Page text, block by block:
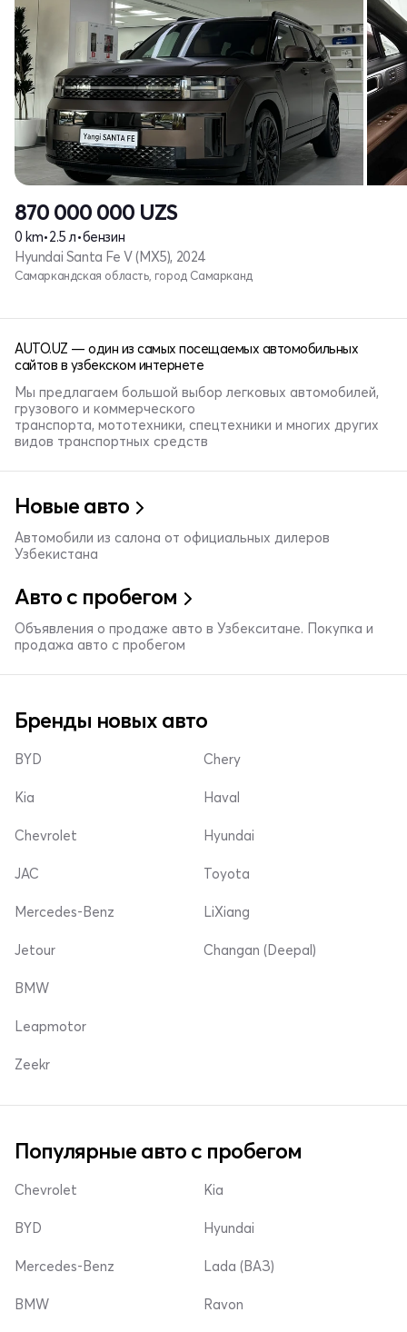
870 000 000 UZS
0 km•2.5 л•бензин
Hyundai Santa Fe V (MX5), 2024
Самаркандская область, город Самарканд
AUTO.UZ — один из самых посещаемых автомобильных
сайтов в узбекском интернете
Мы предлагаем большой выбор легковых автомобилей,
грузового и коммерческого
транспорта, мототехники, спецтехники и многих других
видов транспортных средств
Новые авто
Автомобили из салона от официальных дилеров
Узбекистана
Авто с пробегом
Объявления о продаже авто в Узбекситане. Покупка и
продажа авто с пробегом
Бренды новых авто
BYD
Kia
Chevrolet
Chery
Haval
Hyundai
JAC
Mercedes-Benz
Jetour
Toyota
LiXiang
Changan (Deepal)
BMW
Leapmotor
Zeekr
Популярные авто с пробегом
Chevrolet
BYD
Mercedes-Benz
Kia
Hyundai
Lada (ВАЗ)
BMW Ravon